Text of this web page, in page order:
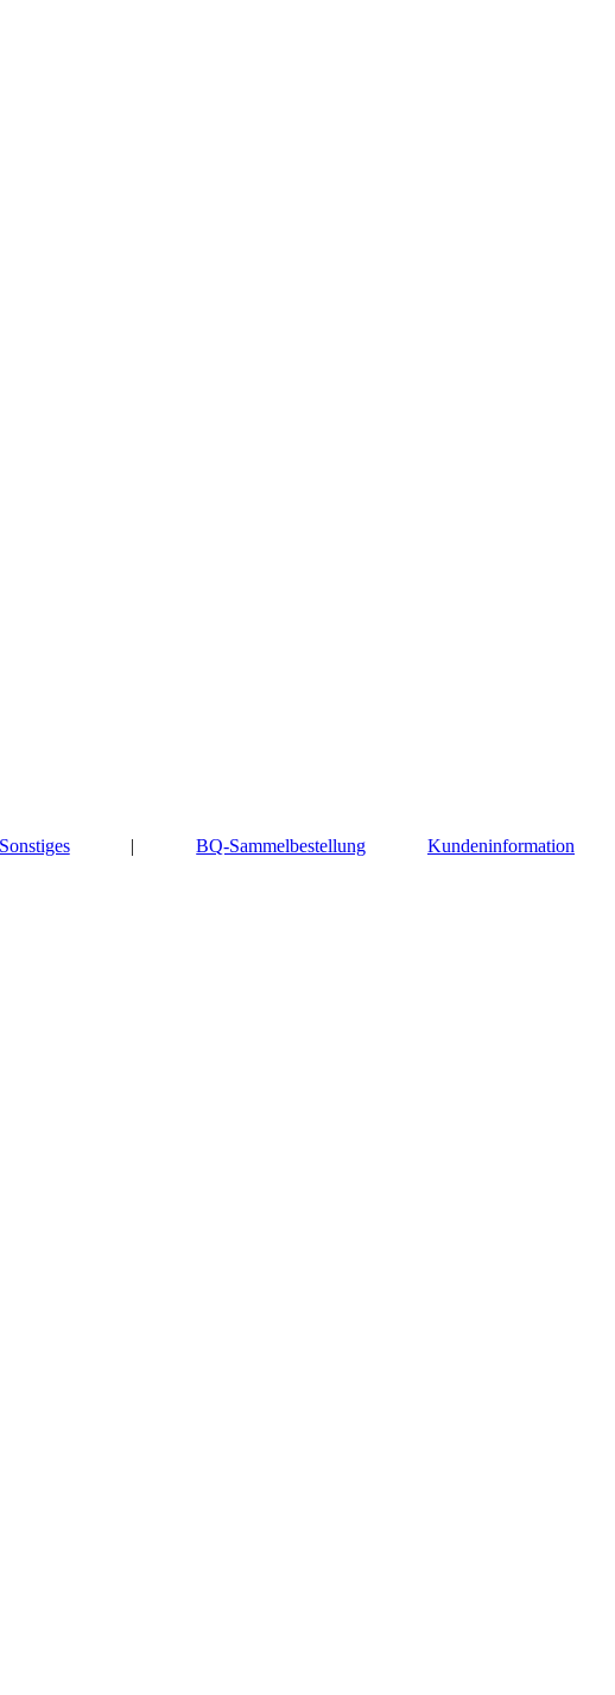
Sonstiges | BQ-Sammelbestellung Kundeninformation